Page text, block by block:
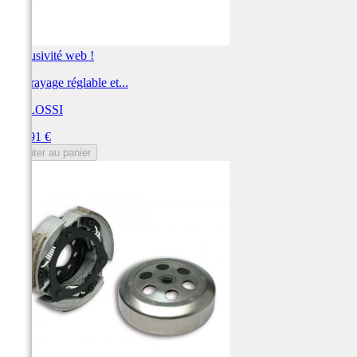
Exclusivité web !
Embrayage réglable et...
MALOSSI
199,91 €
Ajouter au panier